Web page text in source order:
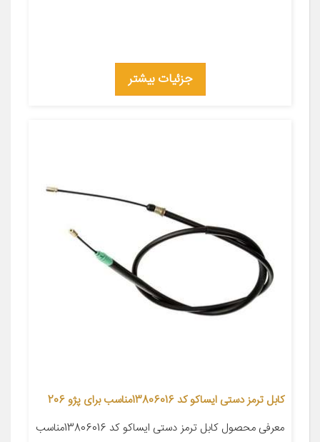
جزئیات بیشتر
کابل ترمز دستی ایساکو کد 13806016مناسب برای پژو 206
معرفی محصول کابل ترمز دستی ایساکو کد 13806016مناسب